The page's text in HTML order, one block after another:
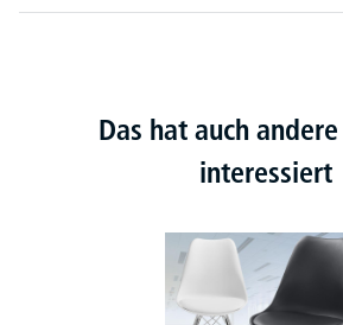
Das hat auch
interessiert